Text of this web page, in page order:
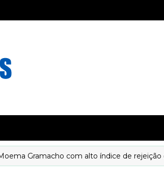
Gramacho com alto índice de rejeição em